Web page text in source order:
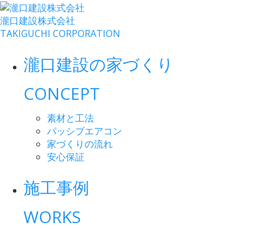
瀧口建設株式会社
TAKIGUCHI CORPORATION
瀧口建設の家づくり
CONCEPT
素材と工法
パッシブエアコン
家づくりの流れ
安心保証
施工事例
WORKS